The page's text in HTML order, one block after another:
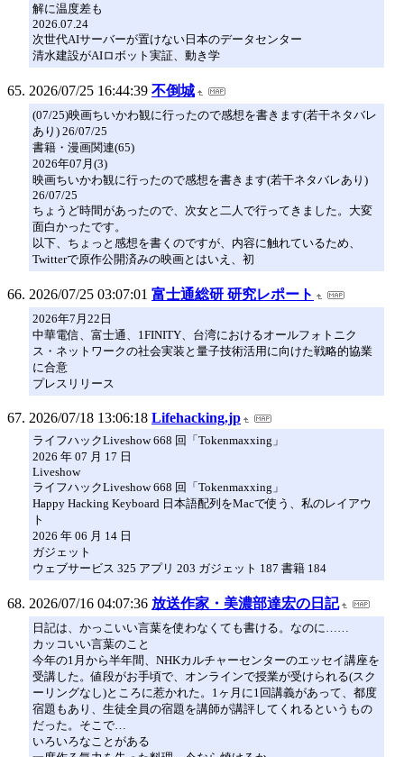
解に温度差も
2026.07.24
次世代AIサーバーが置けない日本のデータセンター
清水建設がAIロボット実証、動き学
2026/07/25 16:44:39 不倒城
(07/25)映画ちいかわ観に行ったので感想を書きます(若干ネタバレ
あり) 26/07/25
書籍・漫画関連(65)
2026年07月(3)
映画ちいかわ観に行ったので感想を書きます(若干ネタバレあり)
26/07/25
ちょうど時間があったので、次女と二人で行ってきました。大変
面白かったです。
以下、ちょっと感想を書くのですが、内容に触れているため、
Twitterで原作公開済みの映画とはいえ、初
2026/07/25 03:07:01 富士通総研 研究レポート
2026年7月22日
中華電信、富士通、1FINITY、台湾におけるオールフォトニク
ス・ネットワークの社会実装と量子技術活用に向けた戦略的協業
に合意
プレスリリース
2026/07/18 13:06:18 Lifehacking.jp
ライフハックLiveshow 668 回「Tokenmaxxing」
2026 年 07 月 17 日
Liveshow
ライフハックLiveshow 668 回「Tokenmaxxing」
Happy Hacking Keyboard 日本語配列をMacで使う、私のレイアウ
ト
2026 年 06 月 14 日
ガジェット
ウェブサービス 325 アプリ 203 ガジェット 187 書籍 184
2026/07/16 04:07:36 放送作家・美濃部達宏の日記
日記は、かっこいい言葉を使わなくても書ける。なのに……
カッコいい言葉のこと
今年の1月から半年間、NHKカルチャーセンターのエッセイ講座を
受講した。値段がお手頃で、オンラインで授業が受けられる(スク
ーリングなし)ところに惹かれた。1ヶ月に1回講義があって、都度
宿題もあり、生徒全員の宿題を講師が講評してくれるというもの
だった。そこで…
いろいろなことがある